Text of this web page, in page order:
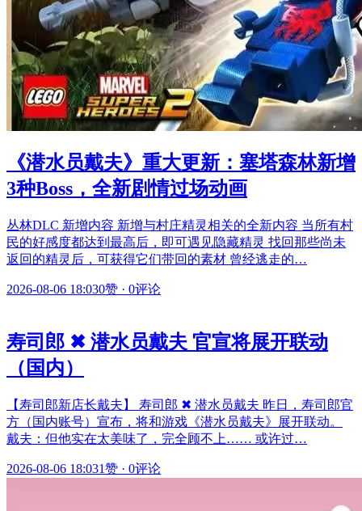
《潜水员戴夫》重大更新：塞塔森林新增
3种Boss，全新剧情过场动画
丛林DLC 新增内容 新增与村庄精灵相关的全新内容 当所有村
民的好感度都达到最高后，即可遇见隐藏精灵 找回那些尚未
返回的精灵后，可获得它们带回的素材 曾经逃走的…
2026-08-06 18:030赞 · 0评论
寿司郎 ✖ 潜水员戴夫 官宣将展开联动
（国内）
【寿司郎新店长戴夫】 寿司郎 ✖ 潜水员戴夫 昨日，寿司郎官
方（国内账号）宣布，将和游戏《潜水员戴夫》展开联动。
戴夫：但他实在太美味了，完全顾不上…… 或许过…
2026-08-06 18:031赞 · 0评论